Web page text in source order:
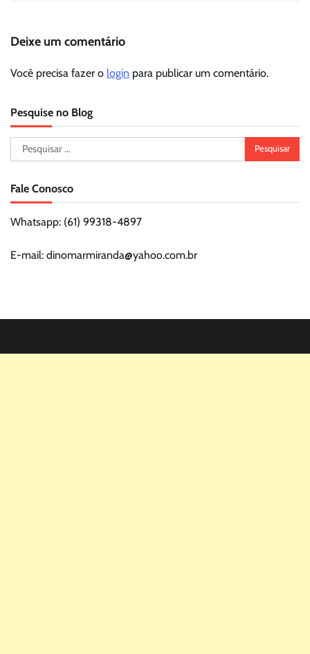
Deixe um comentário
Você precisa fazer o login para publicar um comentário.
Pesquise no Blog
Pesquisar
por:
Fale Conosco
Whatsapp: (61) 99318-4897
E-mail: dinomarmiranda@yahoo.com.br